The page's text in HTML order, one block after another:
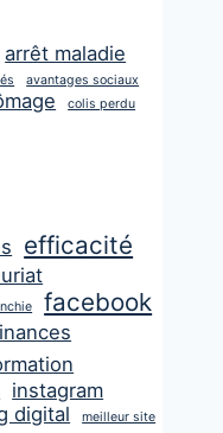
arrêt maladie
avantages sociaux
colis perdu
efficacité
facebook
instagram
digital meilleur site